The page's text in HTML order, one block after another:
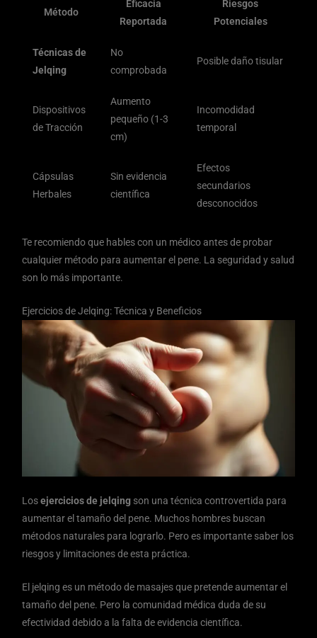
Método
Eficacia
Reportada
Riesgos
Potenciales
Técnicas de
Jelqing
No
comprobada
Posible daño tisular
Dispositivos
de Tracción
Aumento
pequeño (1-3
cm)
Incomodidad
temporal
Cápsulas
Herbales
Sin evidencia
científica
Efectos
secundarios
desconocidos
Te recomiendo que hables con un médico antes de probar
cualquier método para aumentar el pene. La seguridad y salud
son lo más importante.
Ejercicios de Jelqing: Técnica y Beneficios
Losejercicios de jelqing son una técnica controvertida para
aumentar el tamaño del pene. Muchos hombres buscan
métodos naturales para lograrlo. Pero es importante saber los
riesgos y limitaciones de esta práctica.
El jelqing es un método de masajes que pretende aumentar el
tamaño del pene. Pero la comunidad médica duda de su
efectividad debido a la falta de evidencia científica.